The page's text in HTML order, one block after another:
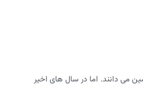
می دانند. اما در سال های اخیر